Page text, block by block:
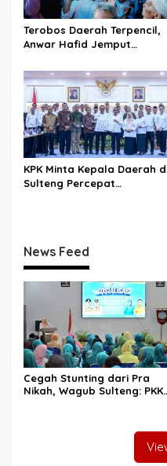
Terobos Daerah Terpencil,
Anwar Hafid Jemput
“Tak Boleh Ada Wilayah
yang Tertinggal”
KPK Minta Kepala Daerah
Sulteng Percepat
News Feed
Cegah Stunting dari Pra
Nikah, Wagub Sulteng: PKK